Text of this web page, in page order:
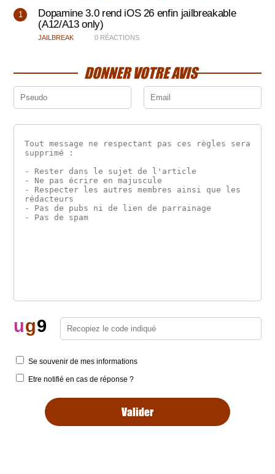
Dopamine 3.0 rend iOS 26 enfin jailbreakable
(A12/A13 only)
JAILBREAK 0 RÉACTIONS
DONNER VOTRE AVIS
ug9
Se souvenir de mes informations
Etre notifié en cas de réponse ?